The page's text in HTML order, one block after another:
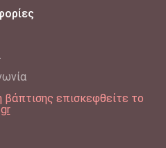
βάπτισης επισκεφθείτε το